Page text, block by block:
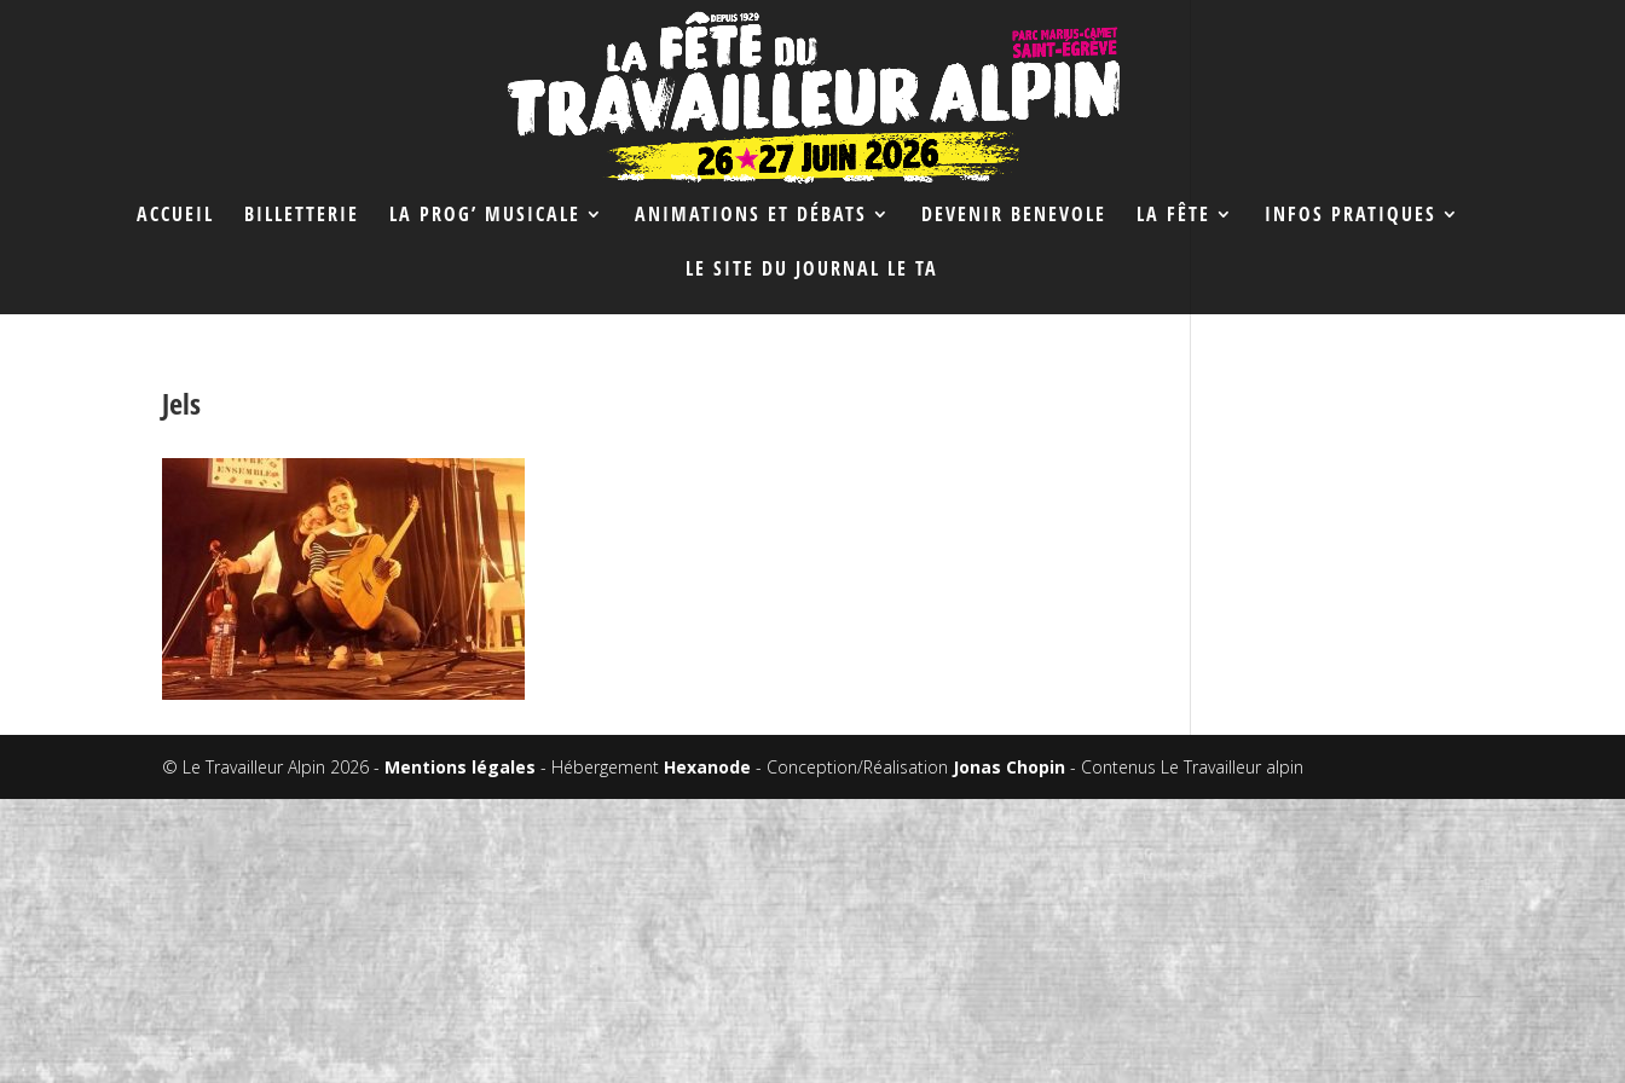
ACCUEIL BILLETTERIE LA PROG’ MUSICALE ANIMATIONS ET DÉBATS DEVENIR BENEVOLE LA FÊTE INFOS PRATIQUES
LE SITE DU JOURNAL LE TA
Jels
© Le Travailleur Alpin 2026 - Mentions légales - Hébergement Hexanode - Conception/Réalisation Jonas Chopin - Contenus Le Travailleur alpin